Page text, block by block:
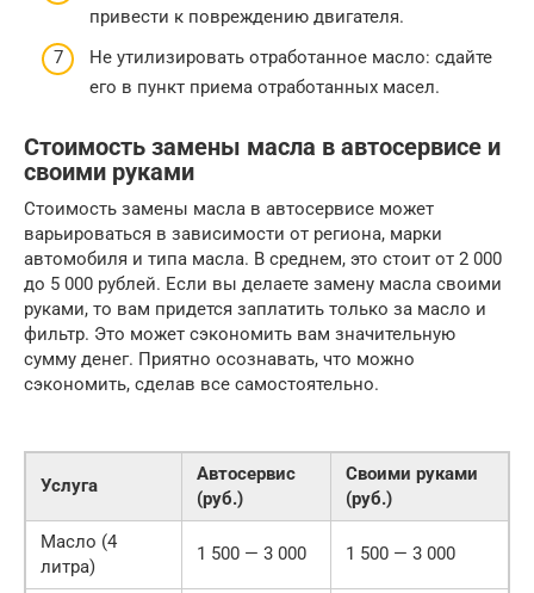
привести к повреждению двигателя.
Не утилизировать отработанное масло: сдайте
его в пункт приема отработанных масел.
Стоимость замены масла в автосервисе и
своими руками
Стоимость замены масла в автосервисе может
варьироваться в зависимости от региона, марки
автомобиля и типа масла. В среднем, это стоит от 2 000
до 5 000 рублей. Если вы делаете замену масла своими
руками, то вам придется заплатить только за масло и
фильтр. Это может сэкономить вам значительную
сумму денег. Приятно осознавать, что можно
сэкономить, сделав все самостоятельно.
Услуга
Автосервис
(руб.)
Своими руками
(руб.)
Масло (4
литра)
1 500 — 3 000 1 500 — 3 000